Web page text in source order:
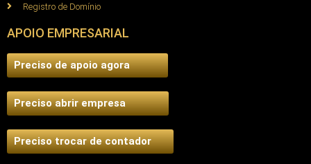
Registro de Domínio
APOIO EMPRESARIAL
Preciso de apoio agora
Preciso abrir empresa
Preciso trocar de contador